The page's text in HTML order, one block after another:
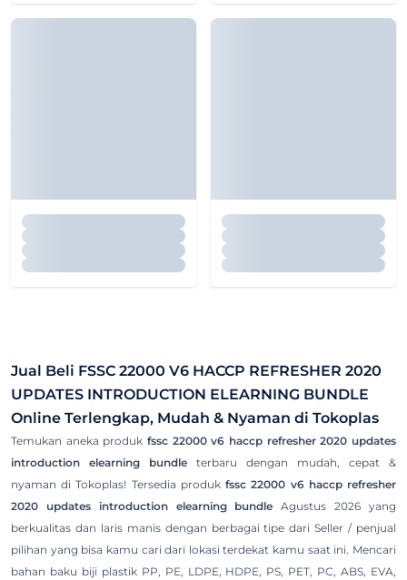
Jual Beli FSSC 22000 V6 HACCP REFRESHER 2020
UPDATES INTRODUCTION ELEARNING BUNDLE
Online Terlengkap, Mudah & Nyaman di Tokoplas
Temukan aneka produk fssc 22000 v6 haccp refresher 2020 updates
introduction elearning bundle terbaru dengan mudah, cepat &
nyaman di Tokoplas! Tersedia produkfssc 22000 v6 haccp refresher
2020 updates introduction elearning bundle Agustus 2026 yang
berkualitas dan laris manis dengan berbagai tipe dari Seller / penjual
pilihan yang bisa kamu cari dari lokasi terdekat kamu saat ini. Mencari
bahan baku biji plastik PP, PE, LDPE, HDPE, PS, PET, PC, ABS, EVA,